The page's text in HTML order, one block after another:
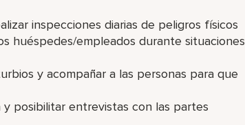
inspecciones diarias de peligros físicos
huéspedes/empleados durante situaciones
y acompañar a las personas para que
y posibilitar entrevistas con las partes